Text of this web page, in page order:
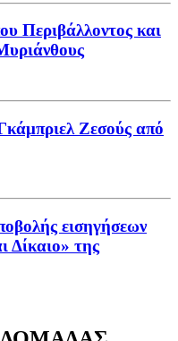
Περιβάλλοντος και
Ζεσούς από
εισηγήσεων
Δίκαιο» της